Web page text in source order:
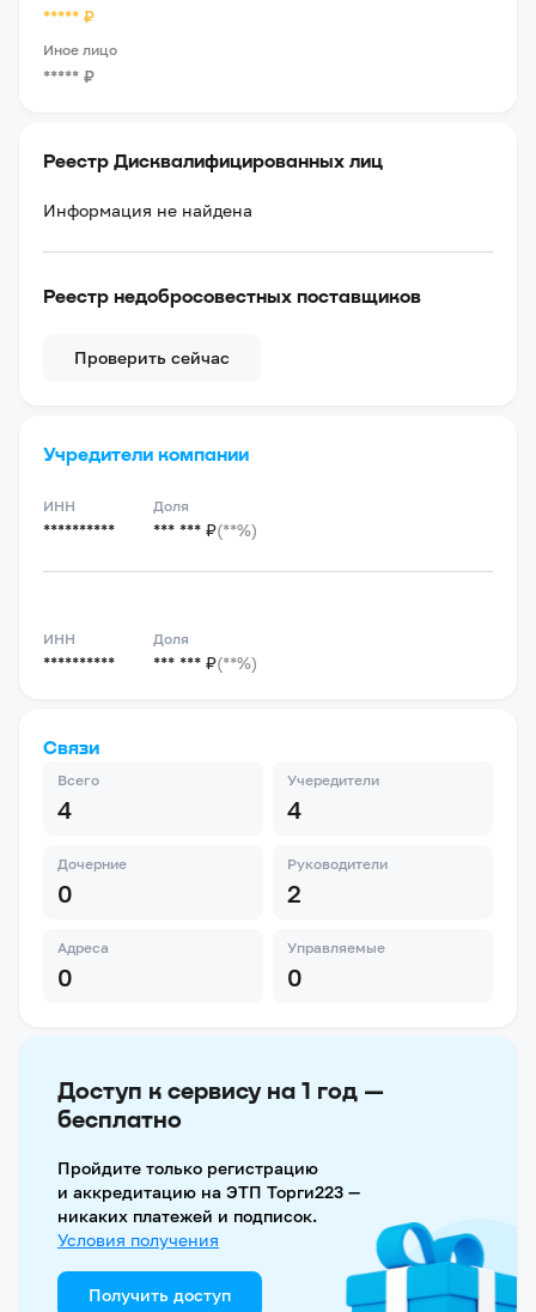
***** ₽
Иное лицо
***** ₽
Реестр Дисквалифицированных лиц
Информация не найдена
Реестр недобросовестных поставщиков
Проверить сейчас
Учредители компании
ИНН
**********
Доля
*** *** ₽(**%)
ИНН
**********
Доля
*** *** ₽(**%)
Связи
Всего
4
Учередители
4
Дочерние
0
Руководители
2
Адреса
0
Управляемые
0
Доступ к сервису на 1 год —
бесплатно
Пройдите только регистрацию
и аккредитацию на ЭТП Торги223 —
никаких платежей и подписок.
Условия получения
Получить доступ